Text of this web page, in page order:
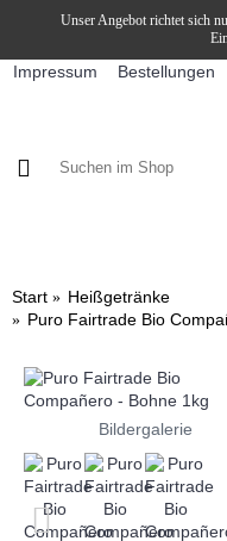
Unser Angebot richtet sich
Impressum Bestellungen
Start
Heißgetränke
Puro Fairtrade Bio
Bildergalerie